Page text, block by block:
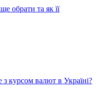
обрати та як її
курсом валют в Україні?